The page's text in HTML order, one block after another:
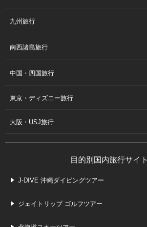
九州旅行
南西諸島旅行
中国・四国旅行
東京・ディズニー旅行
大阪・USJ旅行
目的別国内旅行サイト
J-DIVE 沖縄ダイビングツアー
ジェイトリップ ゴルフツアー